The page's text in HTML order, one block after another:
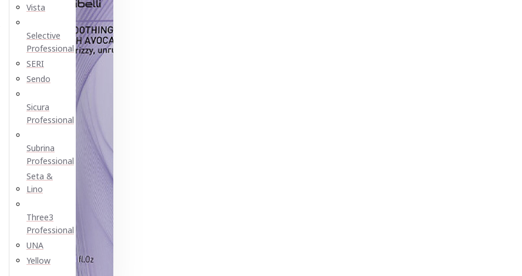
Vista
Selective
Professional
SERI
Sendo
Sicura
Professional
Subrina
Professional
Seta &
Lino
Three3
Professional
UNA
Yellow